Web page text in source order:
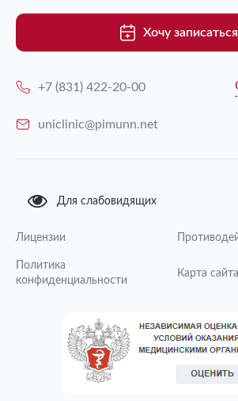
Хочу записаться
+7 (831) 422-20-00
uniclinic@pimunn.net
Для слабовидящих
Лицензии
Политика
конфиденциальности
Карта сайта